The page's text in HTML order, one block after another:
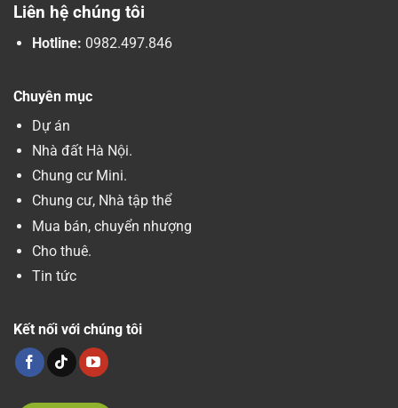
Liên hệ chúng tôi
Hotline: 0982.497.846
Chuyên mục
Dự án
Nhà đất Hà Nội.
Chung cư Mini.
Chung cư, Nhà tập thể
Mua bán, chuyển nhượng
Cho thuê.
Tin tức
Kết nối với chúng tôi